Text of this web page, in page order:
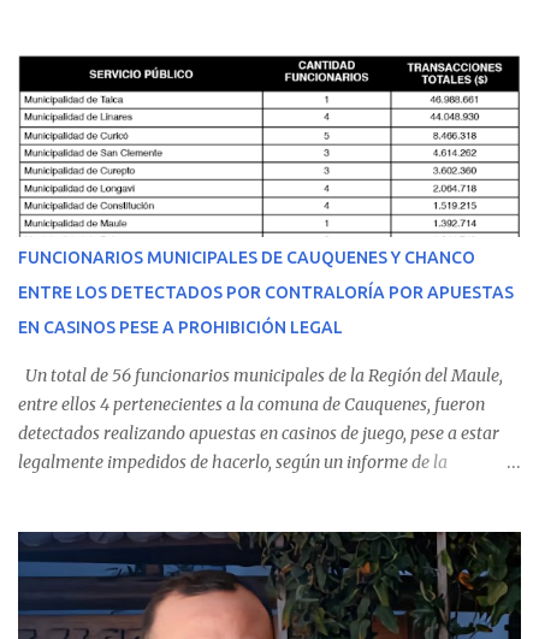
malestares físicos. Dada la complejidad de su estado de salud, el
equipo médico determinó su traslado de urgencia al Hospital
Regional de Talca y dado la urgencia la ambulancia partió hacia
Talca con escolta de Carabineros. En medio del traslado, el
estudiante de medicina de 25 años, se agravó y pese a los esfuerzos
del personal de emergencia terminó falleciendo, sin alcanzar a
recibir atención especializada en el centro de destino. Apenas se
conoció la gravedad de su condición, sus padres —residentes en
Villarrica— se trasladaron a Cauquenes con la esperanza de una
evolución favorable. No obstante, alrededo...
FUNCIONARIOS MUNICIPALES DE CAUQUENES Y CHANCO
ENTRE LOS DETECTADOS POR CONTRALORÍA POR APUESTAS
EN CASINOS PESE A PROHIBICIÓN LEGAL
Un total de 56 funcionarios municipales de la Región del Maule,
entre ellos 4 pertenecientes a la comuna de Cauquenes, fueron
detectados realizando apuestas en casinos de juego, pese a estar
legalmente impedidos de hacerlo, según un informe de la
estableció que estos funcionarios —quienes administran o
custodian fondos públicos— efectuaron transacciones por un
monto total de $116.075.918 entre enero de 2024 y junio de 2025.